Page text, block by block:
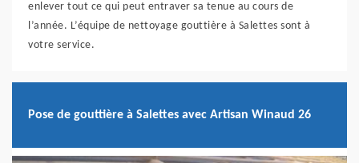
enlever tout ce qui peut entraver sa tenue au cours de
l’année. L’équipe de nettoyage gouttière à Salettes sont à
votre service.
Pose de gouttière à Salettes avec Artisan Winaud 26